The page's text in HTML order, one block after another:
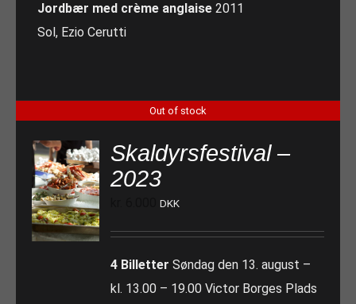
Jordbær med crème anglaise 2011
Sol, Ezio Cerutti
Out of stock
Skaldyrsfestival –
2023
DKK
4 Billetter Søndag den 13. august –
kl. 13.00 – 19.00 Victor Borges Plads